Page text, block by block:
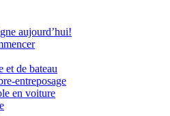
aujourd’hui!
et de bateau
entreposage
en voiture